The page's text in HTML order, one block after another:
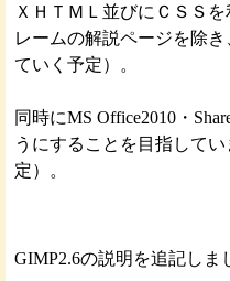
ＸＨＴＭＬ並びにＣＳＳ
レームの解説ページを除
ていく予定）。
同時にMS Office2010・
うにすることを目指して
定）。
GIMP2.6の説明を追記しま